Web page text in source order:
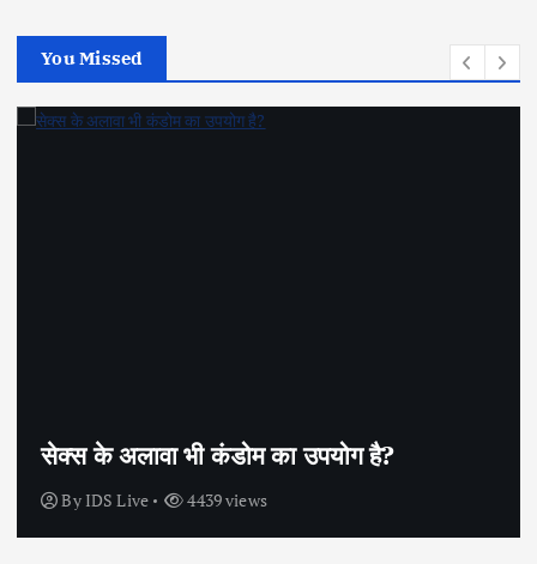
You Missed
सेक्स के अलावा भी कंडोम का उपयोग है?
By IDS Live 4439 views